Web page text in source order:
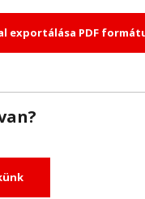
exportálása PDF